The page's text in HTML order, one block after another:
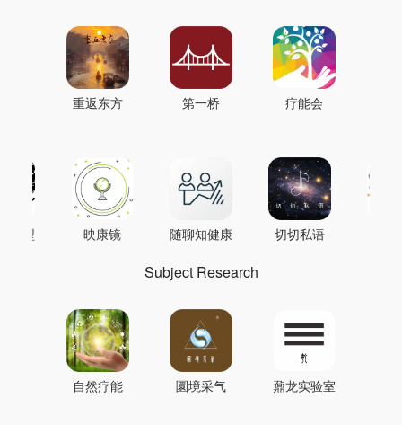
重返东方 第一桥 疗能会
模型 映康镜 随聊知健康 切切私语
Subject Research
自然疗能 圜境采气 鼐龙实验室